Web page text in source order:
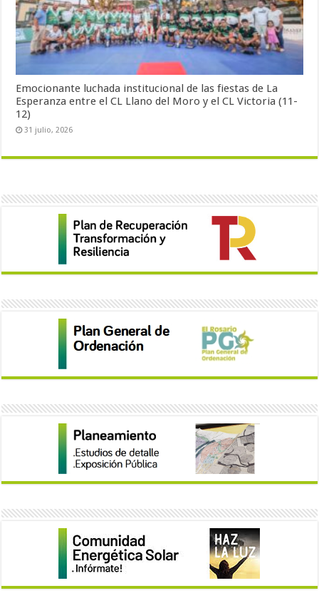
Emocionante luchada institucional de las fiestas de La
Esperanza entre el CL Llano del Moro y el CL Victoria (11-
12)
31 julio, 2026